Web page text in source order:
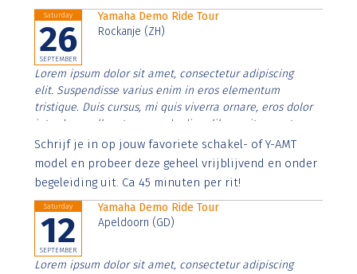
Saturday
26
SEPTEMBER
Yamaha Demo Ride Tour
Rockanje (ZH)
Lorem ipsum dolor sit amet, consectetur adipiscing
elit. Suspendisse varius enim in eros elementum
tristique. Duis cursus, mi quis viverra ornare, eros dolor
interdum nulla, ut commodo diam libero vitae erat.
Aenean faucibus nibh et justo cursus id rutrum lorem
imperdiet. Nunc ut sem vitae risus tristique posuere.
Schrijf je in op jouw favoriete schakel- of Y-AMT
model en probeer deze geheel vrijblijvend en onder
begeleiding uit. Ca 45 minuten per rit!
Saturday
12
SEPTEMBER
Yamaha Demo Ride Tour
Apeldoorn (GD)
Lorem ipsum dolor sit amet, consectetur adipiscing